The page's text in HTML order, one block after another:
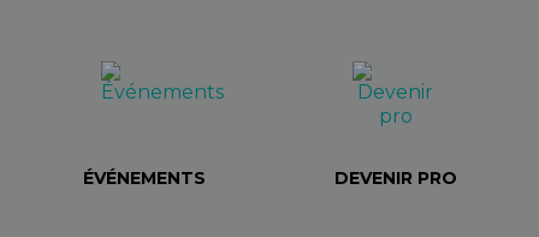
ÉVÉNEMENTS DEVENIR PRO